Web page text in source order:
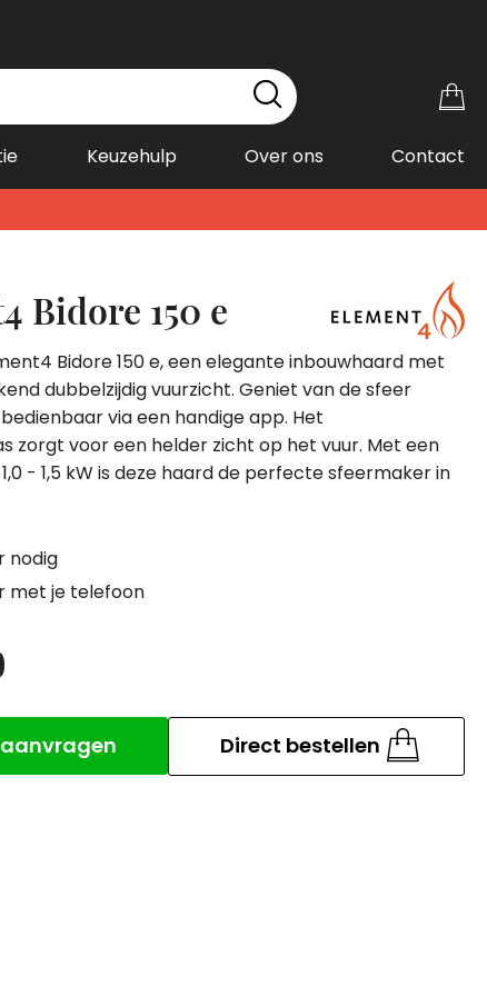
Keuzehulp Over ons Contact
Bidore 150 e
Bidore 150 e, een elegante inbouwhaard met
dubbelzijdig vuurzicht. Geniet van de sfeer
via een handige app. Het
zorgt voor een helder zicht op het vuur. Met een
- 1,5 kW is deze haard de perfecte sfeermaker in
nodig
met je telefoon
Direct bestellen